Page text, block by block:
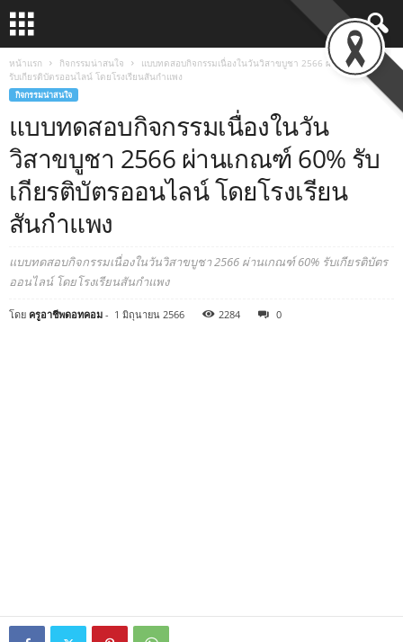
หน้าแรก กิจกรรมน่าสนใจ
แบบทดสอบกิจกรรมเนื่องในวันวิสาขบูชา 2566 ผ่านเกณฑ์ 60%
รับเกียรติบัตรออนไลน์ โดยโรงเรียนสันกำแพง
กิจกรรมน่าสนใจ
แบบทดสอบกิจกรรมเนื่องในวัน
วิสาขบูชา 2566 ผ่านเกณฑ์ 60% รับ
เกียรติบัตรออนไลน์ โดยโรงเรียน
สันกำแพง
แบบทดสอบกิจกรรมเนื่องในวันวิสาขบูชา 2566 ผ่านเกณฑ์ 60% รับเกียรติบัตร
ออนไลน์ โดยโรงเรียนสันกำแพง
โดย ครูอาชีพดอทคอม - 1 มิถุนายน 2566 2284 0